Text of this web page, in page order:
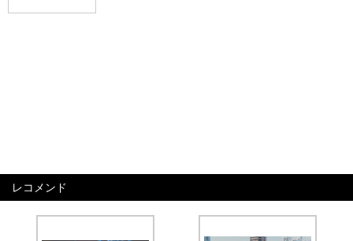
レコメンド